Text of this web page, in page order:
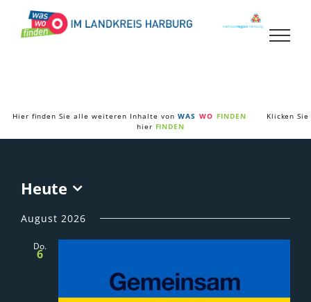
Inhalt
springen
Hier finden Sie alle weiteren Inhalte von WAS WO FINDEN
Klicken Sie
hier FINDEN
Heute
wählen.
August 2026
Do.
6